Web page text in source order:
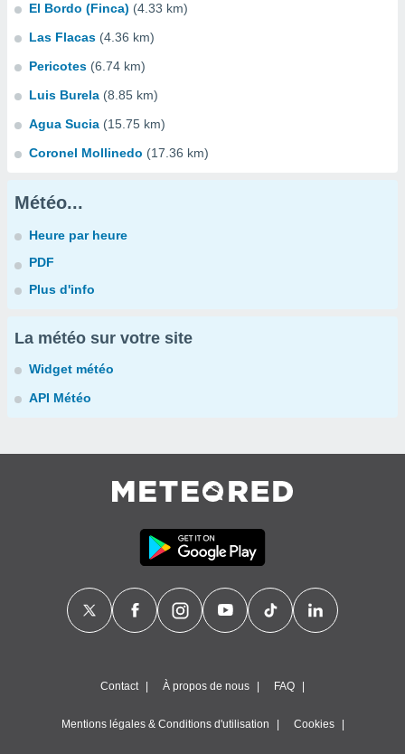
El Bordo (Finca) (4.33 km)
Las Flacas (4.36 km)
Pericotes (6.74 km)
Luis Burela (8.85 km)
Agua Sucia (15.75 km)
Coronel Mollinedo (17.36 km)
Météo...
Heure par heure
PDF
Plus d'info
La météo sur votre site
Widget météo
API Météo
Contact À propos de nous FAQ
Mentions légales & Conditions d'utilisation Cookies